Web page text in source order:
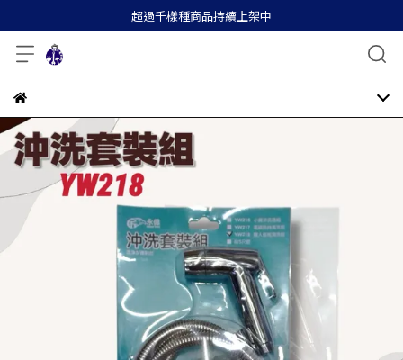
超過千樣種商品持續上架中